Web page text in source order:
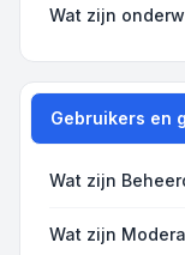
Wat zijn
Gebruikers en
Wat zijn
Wat zijn